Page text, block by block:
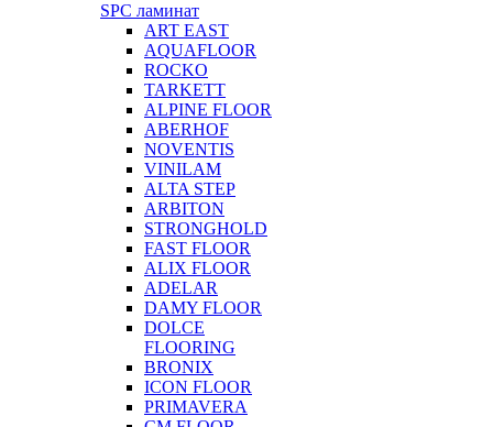
SPC ламинат
ART EAST
AQUAFLOOR
ROCKO
TARKETT
ALPINE FLOOR
ABERHOF
NOVENTIS
VINILAM
ALTA STEP
ARBITON
STRONGHOLD
FAST FLOOR
ALIX FLOOR
ADELAR
DAMY FLOOR
DOLCE
FLOORING
BRONIX
ICON FLOOR
PRIMAVERA